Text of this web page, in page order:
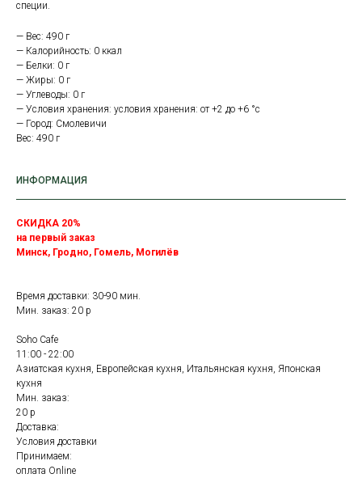
специи.
— Вес: 490 г
— Калорийность: 0 ккал
— Белки: 0 г
— Жиры: 0 г
— Углеводы: 0 г
— Условия хранения: условия хранения: от +2 до +6 °с
— Город: Смолевичи
Вес: 490 г
ИНФОРМАЦИЯ
СКИДКА 20%
на первый заказ
Минск, Гродно, Гомель, Могилёв
Время доставки: 30-90 мин.
Мин. заказ: 20 р
Soho Cafe
11:00 - 22:00
Азиатская кухня, Европейская кухня, Итальянская кухня, Японская
кухня
Мин. заказ:
20 р
Доставка:
Условия доставки
Принимаем:
оплата Online